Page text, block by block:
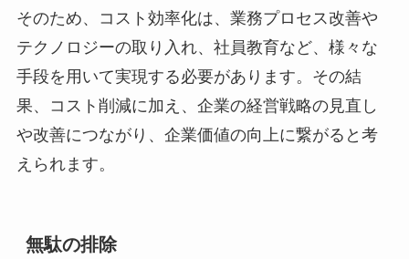
そのため、コスト効率化は、業務プロセス改善や
テクノロジーの取り入れ、社員教育など、様々な
手段を用いて実現する必要があります。その結
果、コスト削減に加え、企業の経営戦略の見直し
や改善につながり、企業価値の向上に繋がると考
えられます。
無駄の排除